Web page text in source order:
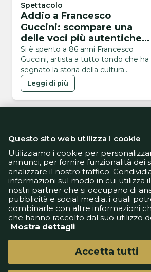
Spettacolo
Addio a Francesco
Guccini: scompare una
delle voci più autentiche
della musica italiana
Si è spento a 86 anni Francesco
Guccini, artista a tutto tondo che ha
segnato la storia della cultura
popolare del paese
Leggi di più
Informativa
Informativa Cookie
Tech App
Gestione
Questo sito web utilizza i cookie
Utilizziamo i cookie per
annunci, per fornire funzionalità dei
analizzare il nostro traffico.
informazioni sul modo in cui utilizza
nostri partner che si occupano di
pubblicità e social media, i quali
combinarle con altre informazioni
che hanno raccolto dal suo utilizzo
Mostra dettagli
Accetta tutti